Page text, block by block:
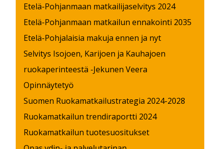
Etelä-Pohjanmaan matkailijaselvitys 2024
Etelä-Pohjanmaan matkailun ennakointi 2035
Etelä-Pohjalaisia makuja ennen ja nyt
Selvitys Isojoen, Karijoen ja Kauhajoen
ruokaperinteestä -Jekunen Veera
Opinnäytetyö
Suomen Ruokamatkailustrategia 2024-2028
Ruokamatkailun trendiraportti 2024
Ruokamatkailun tuotesuositukset